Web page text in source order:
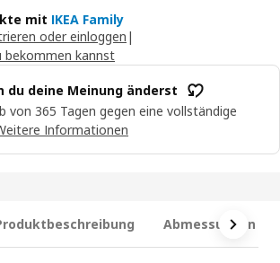
mit IKEA Family
oder einloggen |
bekommen kannst
du deine Meinung änderst
von 365 Tagen gegen eine vollständige
Informationen
Abmessungen